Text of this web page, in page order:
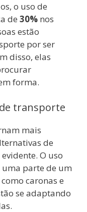
o uso de
de 30% nos
estão
por ser
disso, elas
forma.
transporte
mais
de
O uso
uma parte de um
caronas e
se adaptando